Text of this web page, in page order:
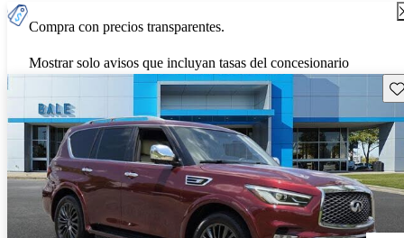
Compra con precios transparentes.
Mostrar solo avisos que incluyan tasas del concesionario